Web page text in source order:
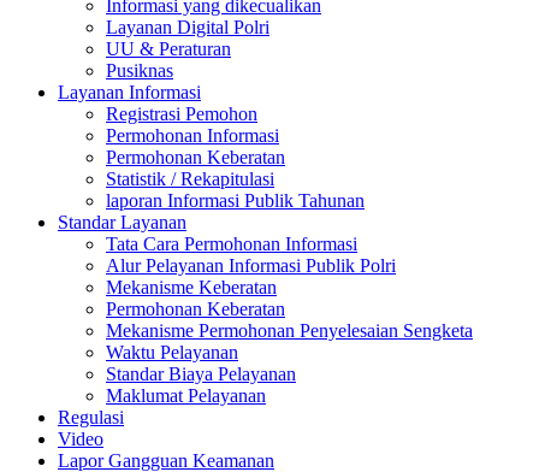
Informasi yang dikecualikan
Layanan Digital Polri
UU & Peraturan
Pusiknas
Layanan Informasi
Registrasi Pemohon
Permohonan Informasi
Permohonan Keberatan
Statistik / Rekapitulasi
laporan Informasi Publik Tahunan
Standar Layanan
Tata Cara Permohonan Informasi
Alur Pelayanan Informasi Publik Polri
Mekanisme Keberatan
Permohonan Keberatan
Mekanisme Permohonan Penyelesaian Sengketa
Waktu Pelayanan
Standar Biaya Pelayanan
Maklumat Pelayanan
Regulasi
Video
Lapor Gangguan Keamanan